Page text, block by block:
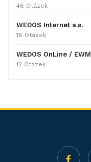
46 Otázek
WEDOS Internet a.s.
18 Otázek
WEDOS OnLine / EWM
12 Otázek